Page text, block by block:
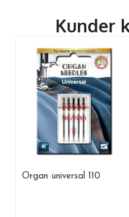
Kunder
Organ universal 110